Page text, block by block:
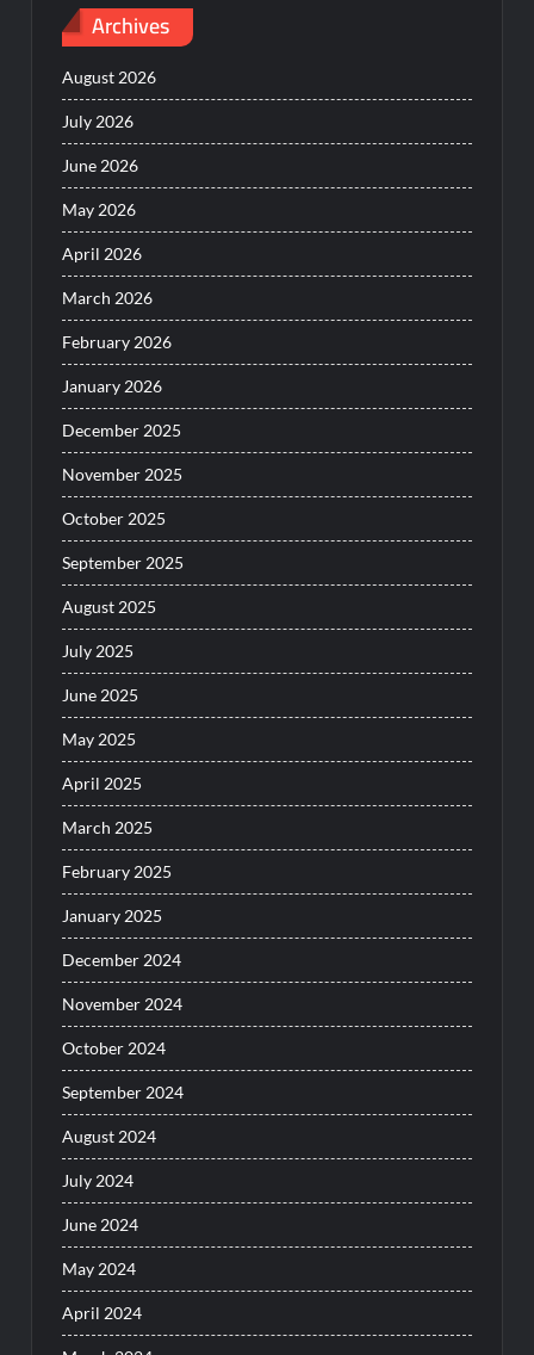
Archives
August 2026
July 2026
June 2026
May 2026
April 2026
March 2026
February 2026
January 2026
December 2025
November 2025
October 2025
September 2025
August 2025
July 2025
June 2025
May 2025
April 2025
March 2025
February 2025
January 2025
December 2024
November 2024
October 2024
September 2024
August 2024
July 2024
June 2024
May 2024
April 2024